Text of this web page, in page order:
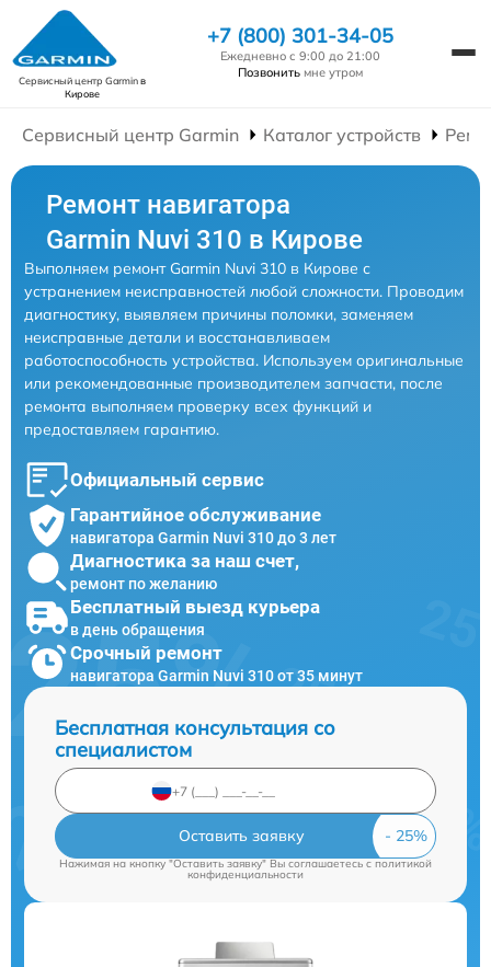
Сервисный центр Garminв
Кирове
+7 (800) 301-34-05
Ежедневно с 9:00 до 21:00
Позвонить мне утром
Сервисный центр Garmin Каталог устройств
Ремонт навигатора
Garmin Nuvi 310 в Кирове
Выполняем ремонт Garmin Nuvi 310 в Кирове с
устранением неисправностей любой сложности. Проводим
диагностику, выявляем причины поломки, заменяем
неисправные детали и восстанавливаем
работоспособность устройства. Используем оригинальные
или рекомендованные производителем запчасти, после
ремонта выполняем проверку всех функций и
предоставляем гарантию.
Официальный сервис
Гарантийное обслуживание
навигатора Garmin Nuvi 310 до 3 лет
Диагностика за наш счет,
ремонт по желанию
Бесплатный выезд курьера
в день обращения
Срочный ремонт
навигатора Garmin Nuvi 310 от 35 минут
Бесплатная консультация со
специалистом
Оставить заявку
Нажимая на кнопку "Оставить заявку" Вы соглашаетесь cполитикой
конфиденциальности